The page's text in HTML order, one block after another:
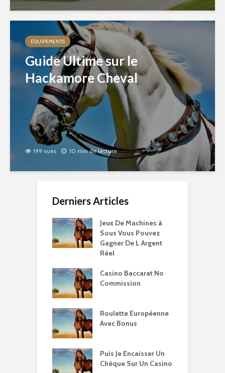
ÉQUIPEMENTS
Guide Ultime sur le
Hackamore Cheval
199 vues 10 min de lecture
Derniers Articles
Jeux De Machines à
Sous Vous Pouvez
Gagner De L Argent
Réel
Casino Baccarat No
Commission
Roulette Européenne
Avec Bonus
Puis Je Encaisser Un
Chèque Sur Un Casino